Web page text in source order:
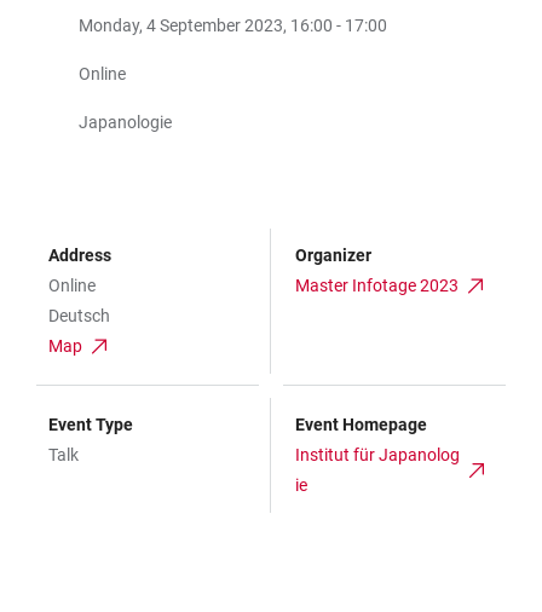
Monday, 4 September 2023, 16:00 - 17:00
Online
Japanologie
Address
Online
Deutsch
Map
Organizer
Master Infotage 2023
Event Type
Talk
Event Homepage
Institut für Japanolog
ie